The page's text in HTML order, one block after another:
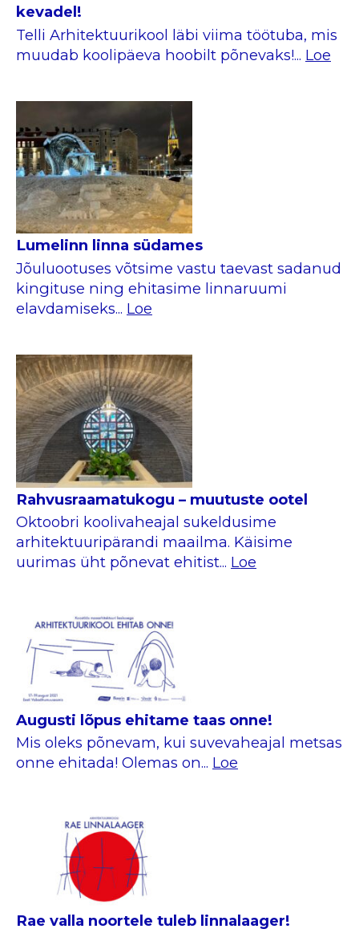
kevadel!
Telli Arhitektuurikool läbi viima töötuba, mis
muudab koolipäeva hoobilt põnevaks!... Loe
Lumelinn linna südames
Jõuluootuses võtsime vastu taevast sadanud
kingituse ning ehitasime linnaruumi
elavdamiseks... Loe
Rahvusraamatukogu – muutuste ootel
Oktoobri koolivaheajal sukeldusime
arhitektuuripärandi maailma. Käisime
uurimas üht põnevat ehitist... Loe
Augusti lõpus ehitame taas onne!
Mis oleks põnevam, kui suvevaheajal metsas
onne ehitada! Olemas on... Loe
Rae valla noortele tuleb linnalaager!